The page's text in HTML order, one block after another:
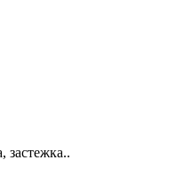
застежка..